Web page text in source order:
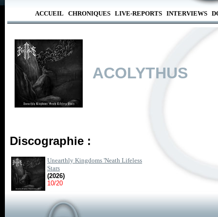
ACCUEIL CHRONIQUES LIVE-REPORTS INTERVIEWS
ACOLYTHUS
Discographie :
Unearthly Kingdoms 'Neath Lifeless
Stars
(2026)
10/20